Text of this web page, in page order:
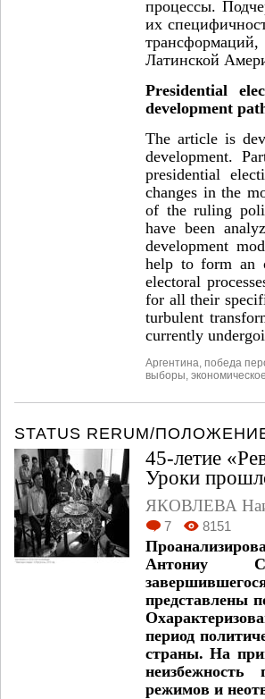
процессы.
их
Латинской
Presidential
development
The article is
development.
presidential
changes in the
of the ruling
have been
development
help to form an
electoral
for all their
turbulent
currently
Аргентина победа
выборы
STATUS RERUM/
45-летие
Уроки
ЯКОВЛЕВА
7 8151
Антониу
представлены
период
страны. На
неизбежность
режимов и